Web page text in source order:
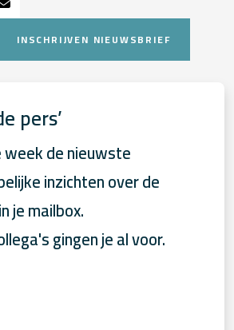
INSCHRIJVEN NIEUWSBRIEF
pers’
de nieuwste
inzichten over de
je mailbox.
gingen je al voor.